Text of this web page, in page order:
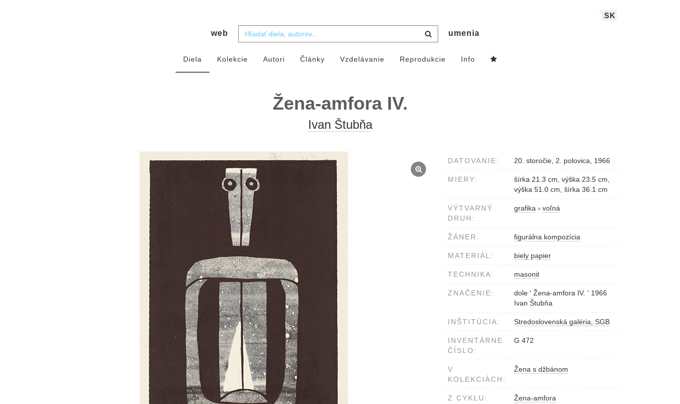
SK
web umenia
Diela Kolekcie Autori Články Vzdelávanie Reprodukcie Info
Žena-amfora IV.
Ivan Štubňa
DATOVANIE: 20. storočie, 2. polovica, 1966
MIERY:
šírka 21.3 cm, výška 23.5 cm,
výška 51.0 cm, šírka 36.1 cm
VÝTVARNÝ
DRUH:
grafika › voľná
ŽÁNER: figurálna kompozícia
MATERIÁL: biely papier
TECHNIKA: masonit
ZNAČENIE:
dole ' Žena-amfora IV. ' 1966
Ivan Štubňa
INŠTITÚCIA: Stredoslovenská galéria, SGB
INVENTÁRNE
ČÍSLO:
G 472
V
KOLEKCIÁCH:
Žena s džbánom
Z CYKLU: Žena-amfora